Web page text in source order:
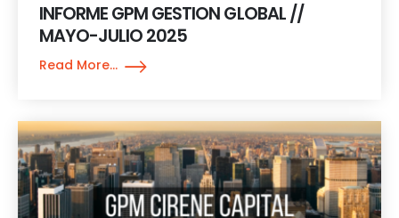
INFORME GPM GESTION GLOBAL //
MAYO-JULIO 2025
Read More...